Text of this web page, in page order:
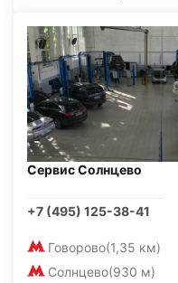
Сервис Солнцево
+7 (495) 125-38-41
Говорово(1,35 км)
Солнцево(930 м)